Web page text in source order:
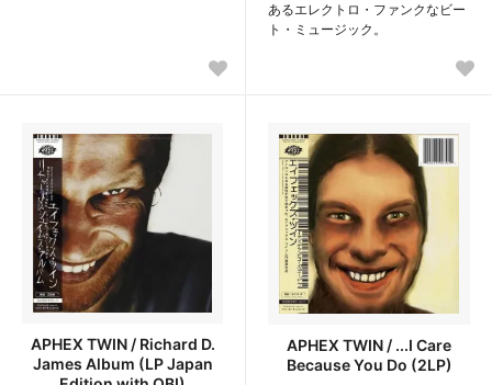
あるエレクトロ・ファンクなビー
ト・ミュージック。
APHEX TWIN / Richard D.
James Album (LP Japan
APHEX TWIN / ...I Care
Because You Do (2LP)